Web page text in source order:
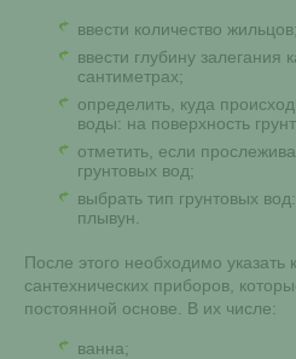
ввести количество жильцов;
ввести глубину залегания
сантиметрах;
определить, куда
воды: на поверхность
отметить, если
грунтовых вод;
выбрать тип грунтовых
плывун.
После этого необходимо указать
сантехнических приборов,
постоянной основе. В их числе:
ванна;